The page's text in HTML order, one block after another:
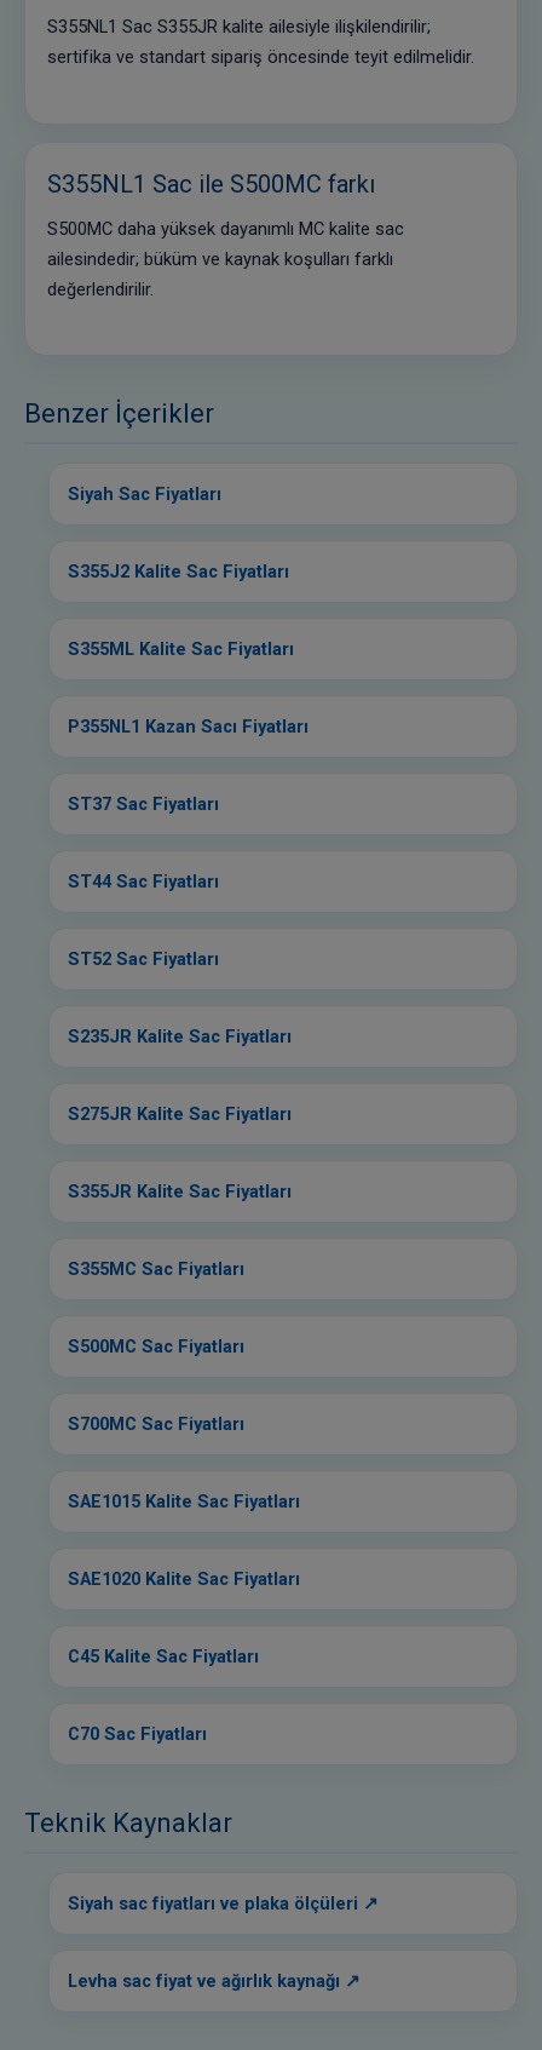
S355NL1 Sac S355JR kalite ailesiyle ilişkilendirilir;
sertifika ve standart sipariş öncesinde teyit edilmelidir.
S355NL1 Sac ile S500MC farkı
S500MC daha yüksek dayanımlı MC kalite sac
ailesindedir; büküm ve kaynak koşulları farklı
değerlendirilir.
Benzer İçerikler
Siyah Sac Fiyatları
S355J2 Kalite Sac Fiyatları
S355ML Kalite Sac Fiyatları
P355NL1 Kazan Sacı Fiyatları
ST37 Sac Fiyatları
ST44 Sac Fiyatları
ST52 Sac Fiyatları
S235JR Kalite Sac Fiyatları
S275JR Kalite Sac Fiyatları
S355JR Kalite Sac Fiyatları
S355MC Sac Fiyatları
S500MC Sac Fiyatları
S700MC Sac Fiyatları
SAE1015 Kalite Sac Fiyatları
SAE1020 Kalite Sac Fiyatları
C45 Kalite Sac Fiyatları
C70 Sac Fiyatları
Teknik Kaynaklar
Siyah sac fiyatları ve plaka ölçüleri
Levha sac fiyat ve ağırlık kaynağı